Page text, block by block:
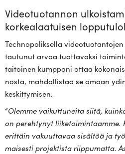
Videotuotannon
korkealaatuisen
Tech­no­po­lik­sella
tau­tunut arvoa tuot­ta­vaksi
tai­toinen kumppani ottaa
nosta, mah­dol­listaa se omaan
keskittymisen.
“Olemme vai­kut­tu­neita siitä,
on pereh­tynyt lii­ke­toi­min­taamme.
erittäin vakuut­tavaa sisältöä ja
mai­sesti pro­jek­tista riip­pu­matta.